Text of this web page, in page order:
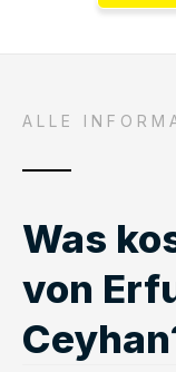
ALLE
Was
von